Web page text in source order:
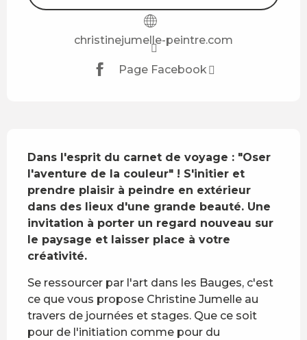
christinejumelle-peintre.com
Page Facebook
Dans l'esprit du carnet de voyage : "Oser
l'aventure de la couleur" ! S'initier et
prendre plaisir à peindre en extérieur
dans des lieux d'une grande beauté. Une
invitation à porter un regard nouveau sur
le paysage et laisser place à votre
créativité.
Se ressourcer par l'art dans les Bauges, c'est
ce que vous propose Christine Jumelle au
travers de journées et stages. Que ce soit
pour de l'initiation comme pour du